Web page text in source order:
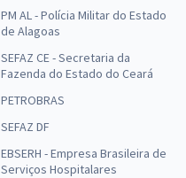
PM AL - Polícia Militar do Estado
de Alagoas
SEFAZ CE - Secretaria da
Fazenda do Estado do Ceará
PETROBRAS
SEFAZ DF
EBSERH - Empresa Brasileira de
Serviços Hospitalares